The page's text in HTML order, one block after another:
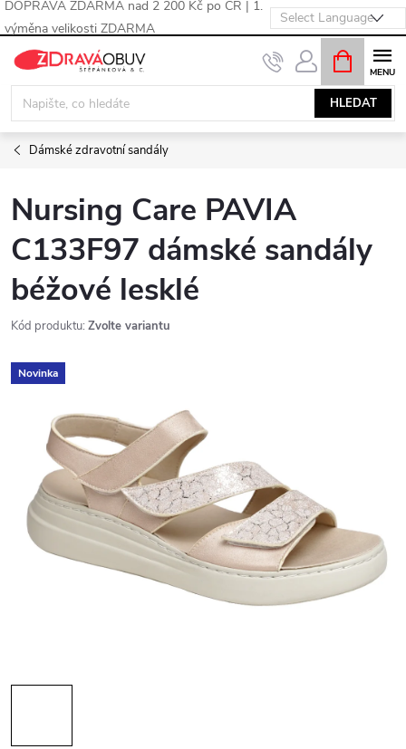
DOPRAVA ZDARMA nad 2 200 Kč po ČR | 1.
výměna velikosti ZDARMA
Přejít
obsah
HLEDAT
NÁKUPNÍ
KOŠÍK
Dámské zdravotní sandály
Nursing Care PAVIA
C133F97 dámské sandály
béžové lesklé
Kód produktu: Zvolte variantu
Novinka